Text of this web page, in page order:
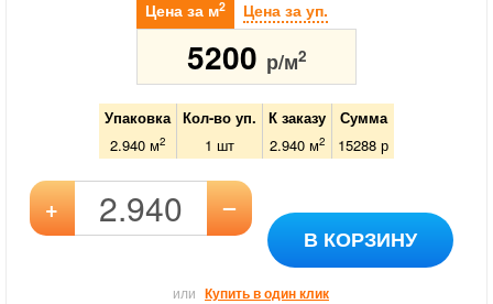
Цена за м2 Цена за уп.
5200 р/м2
Упаковка Кол-во уп. К заказу
Сумма
2.940 м2 1 шт 2.940 м2 15288 р
+ –
В КОРЗИНУ
или Купить в один клик